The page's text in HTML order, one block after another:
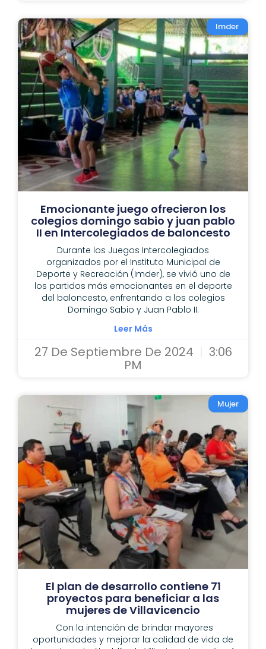
Imder
Emocionante juego ofrecieron los
colegios domingo sabio y juan pablo
II en Intercolegiados de baloncesto
Durante los Juegos Intercolegiados
organizados por el Instituto Municipal de
Deporte y Recreación (Imder), se vivió uno de
los partidos más emocionantes en el deporte
del baloncesto, enfrentando a los colegios
Domingo Sabio y Juan Pablo II.
Leer Más
27 De Septiembre De 2024 3:06
PM
Mujer
El plan de desarrollo contiene 71
proyectos para beneficiar a las
mujeres de Villavicencio
Con la intención de brindar mayores
oportunidades y mejorar la calidad de vida de